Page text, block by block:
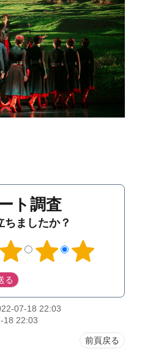
ト調査
ちましたか？
07-18 22:03
18 22:03
前頁戻る